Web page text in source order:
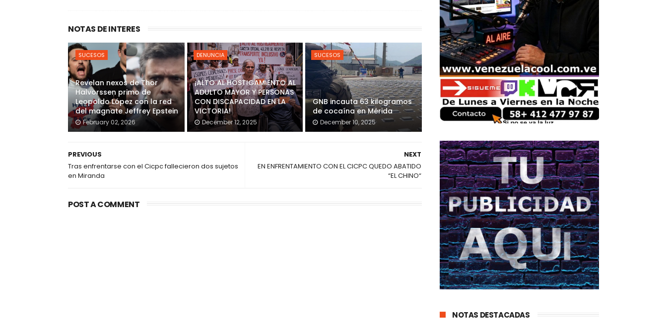
NOTAS DE INTERES
SUCESOS
Revelan nexos de Thor
Halvorssen primo de
Leopoldo López con la red
del magnate Jeffrey Epstein
February 02, 2026
DENUNCIA
¡ALTO AL HOSTIGAMIENTO AL
ADULTO MAYOR Y PERSONAS
CON DISCAPACIDAD EN LA
VICTORIA!
December 12, 2025
SUCESOS
GNB incauta 63 kilogramos
de cocaína en Mérida
December 10, 2025
NEXT
EN ENFRENTAMIENTO CON EL CICPC QUEDO ABATIDO
“EL CHINO“
PREVIOUS
Tras enfrentarse con el Cicpc fallecieron dos sujetos
en Miranda
POST A COMMENT
NOTAS DESTACADAS